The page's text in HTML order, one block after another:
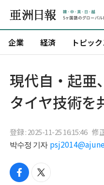
企業 経済 トピッ
現代自・起亜
タイヤ技術を
登録 : 2025-11-25 16:15:46 修
박수정 기자
f
t